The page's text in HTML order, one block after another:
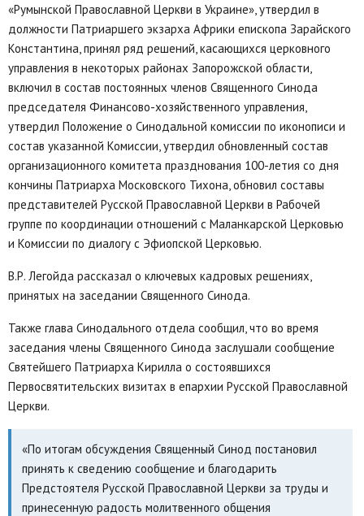
«Румынской Православной Церкви в Украине», утвердил в
должности Патриаршего экзарха Африки епископа Зарайского
Константина, принял ряд решений, касающихся церковного
управления в некоторых районах Запорожской области,
включил в состав постоянных членов Священного Синода
председателя Финансово-хозяйственного управления,
утвердил Положение о Синодальной комиссии по иконописи и
состав указанной Комиссии, утвердил обновленный состав
организационного комитета празднования 100-летия со дня
кончины Патриарха Московского Тихона, обновил составы
представителей Русской Православной Церкви в Рабочей
группе по координации отношений с Маланкарской Церковью
и Комиссии по диалогу с Эфиопской Церковью.
В.Р. Легойда рассказал о ключевых кадровых решениях,
принятых на заседании Священного Синода.
Также глава Синодального отдела сообщил, что во время
заседания члены Священного Синода заслушали сообщение
Святейшего Патриарха Кирилла о состоявшихся
Первосвятительских визитах в епархии Русской Православной
Церкви.
«По итогам обсуждения Священный Синод постановил
принять к сведению сообщение и благодарить
Предстоятеля Русской Православной Церкви за труды и
принесенную радость молитвенного общения